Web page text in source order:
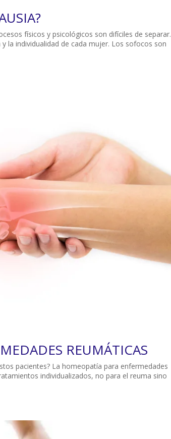
físicos y psicológicos son difíciles de separar.
la individualidad de cada mujer. Los sofocos son
REUMÁTICAS
pacientes? La homeopatía para enfermedades
individualizados, no para el reuma sino